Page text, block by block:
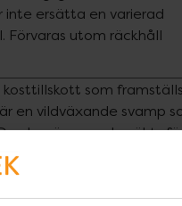
inte ersätta en varierad
Förvaras utom räckhåll
som
en vildväxande svamp
har även undersökts
medicin har reishi-
2000 år. Där kallas den
finns vitaminer och